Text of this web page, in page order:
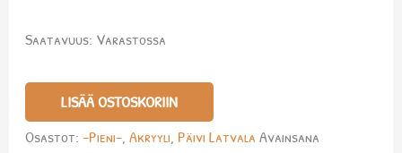
Saatavuus: Varastossa
LISÄÄ OSTOSKORIIN
Osastot: -Pieni-, Akryyli, Päivi Latvala Avainsana